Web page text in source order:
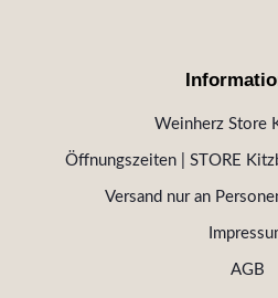
Weinherz Store
Öffnungszeiten | STORE
Versand nur an
AGB